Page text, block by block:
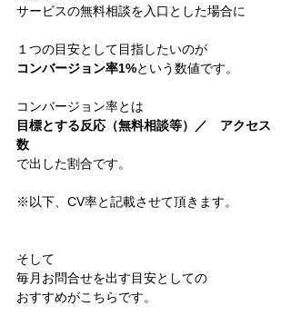
サービスの無料相談を入口とした場合に
１つの目安として目指したいのが
コンバージョン率1%という数値です。
コンバージョン率とは
目標とする反応（無料相談等）／　アクセス
数
で出した割合です。
※以下、CV率と記載させて頂きます。
そして
毎月お問合せを出す目安としての
おすすめがこちらです。